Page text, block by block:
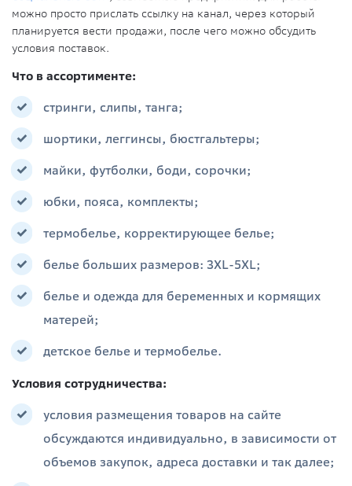
можно просто прислать ссылку на канал, через который
планируется вести продажи, после чего можно обсудить
условия поставок.
Что в ассортименте:
стринги, слипы, танга;
шортики, леггинсы, бюстгальтеры;
майки, футболки, боди, сорочки;
юбки, пояса, комплекты;
термобелье, корректирующее белье;
белье больших размеров: 3XL-5XL;
белье и одежда для беременных и кормящих
матерей;
детское белье и термобелье.
Условия сотрудничества:
условия размещения товаров на сайте
обсуждаются индивидуально, в зависимости от
объемов закупок, адреса доставки и так далее;